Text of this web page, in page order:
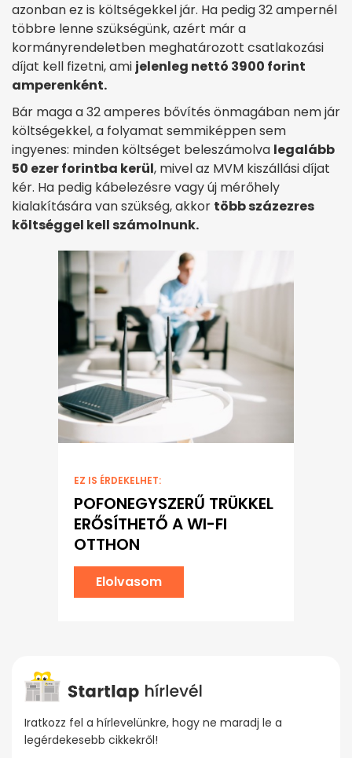
azonban ez is költségekkel jár. Ha pedig 32 ampernél
többre lenne szükségünk, azért már a
kormányrendeletben meghatározott csatlakozási
díjat kell fizetni, ami jelenleg nettó 3900 forint
amperenként.
Bár maga a 32 amperes bővítés önmagában nem jár
költségekkel, a folyamat semmiképpen sem
ingyenes: minden költséget beleszámolva legalább
50 ezer forintba kerül, mivel az MVM kiszállási díjat
kér. Ha pedig kábelezésre vagy új mérőhely
kialakítására van szükség, akkor több százezres
költséggel kell számolnunk.
EZ IS ÉRDEKELHET:
POFONEGYSZERŰ TRÜKKEL
ERŐSÍTHETŐ A WI-FI
OTTHON
Elolvasom
Iratkozz fel a hírlevelünkre, hogy ne maradj le a
legérdekesebb cikkekről!